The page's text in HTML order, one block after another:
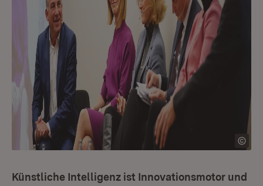
Künstliche Intelligenz ist Innovationsmotor und